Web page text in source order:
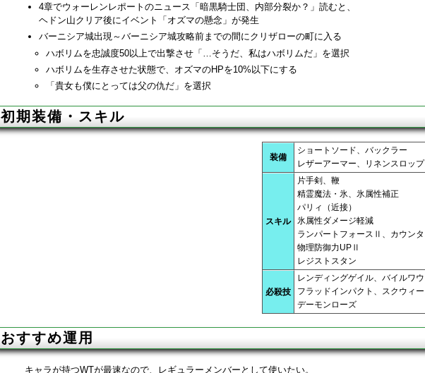
4章でウォーレンレポートのニュース「暗黒騎士団、内部分裂か？」読むと、
ヘドン山クリア後にイベント「オズマの懸念」が発生
バーニシア城出現～バーニシア城攻略前までの間にクリザローの町に入る
ハボリムを忠誠度50以上で出撃させ「…そうだ、私はハボリムだ」を選択
ハボリムを生存させた状態で、オズマのHPを10%以下にする
「貴女も僕にとっては父の仇だ」を選択
初期装備・スキル
装備
ショートソード、バックラー
レザーアーマー、リネンスロッ
スキル
片手剣、鞭
精霊魔法・氷、氷属性補正
パリィ（近接）
氷属性ダメージ軽減
ランパートフォースⅡ、カウン
物理防御力UPⅡ
レジストスタン
必殺技
レンディングゲイル、バイルワ
フラッドインパクト、スクウィ
デーモンローズ
おすすめ運用
キャラが持つWTが最速なので、レギュラーメンバーとして使いたい。